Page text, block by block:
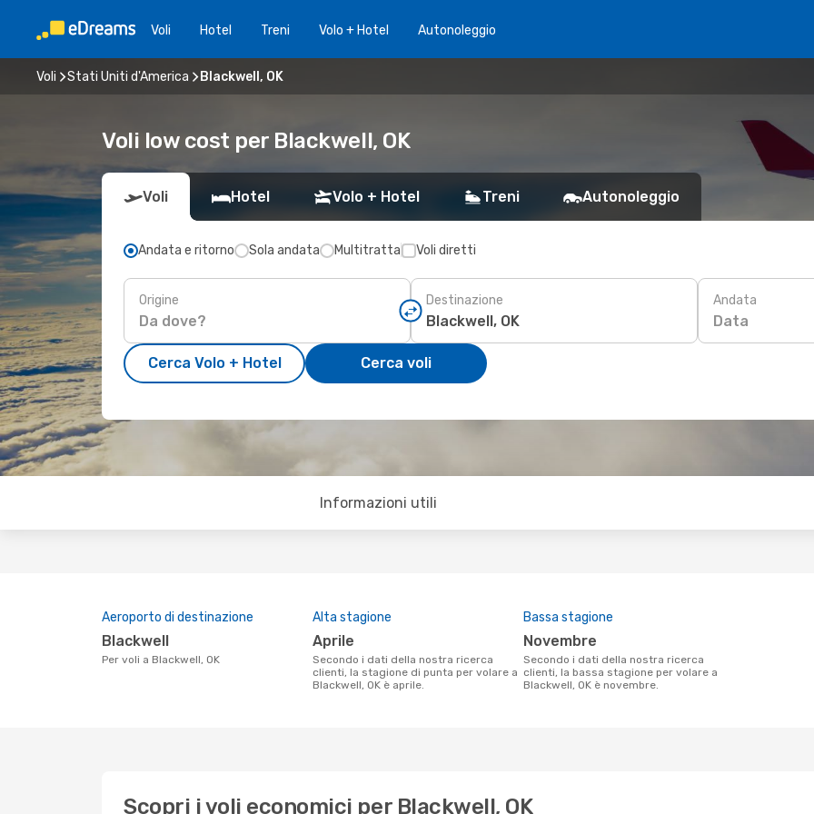
Voli Hotel Treni Volo + Hotel Autonoleggio
Voli Stati Uniti d'America Blackwell, OK
Voli low cost per Blackwell, OK
Voli Hotel Volo + Hotel Treni Autonoleggio
Andata e ritorno Sola andata Multitratta Voli diretti
Origine Destinazione Andata
Data
Cerca Volo + Hotel Cerca voli
Informazioni utili
Aeroporto di destinazione
Blackwell
Per voli a Blackwell, OK
Alta stagione
aprile
Secondo i dati della nostra ricerca
clienti, la stagione di punta per volare a
Blackwell, OK è aprile.
Bassa stagione
novembre
Secondo i dati della nostra ricerca
clienti, la bassa stagione per volare a
Blackwell, OK è novembre.
Scopri i voli economici per Blackwell, OK